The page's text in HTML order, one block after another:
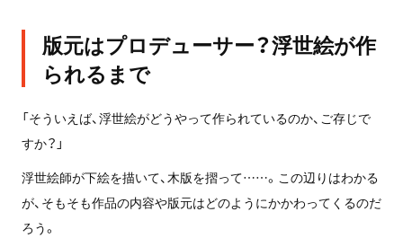
版元はプロデューサー？浮世絵が作
られるまで
「そういえば、浮世絵がどうやって作られているのか、ご存じで
すか？」
浮世絵師が下絵を描いて、木版を摺って……。この辺りはわかる
が、そもそも作品の内容や版元はどのようにかかわってくるのだ
ろう。